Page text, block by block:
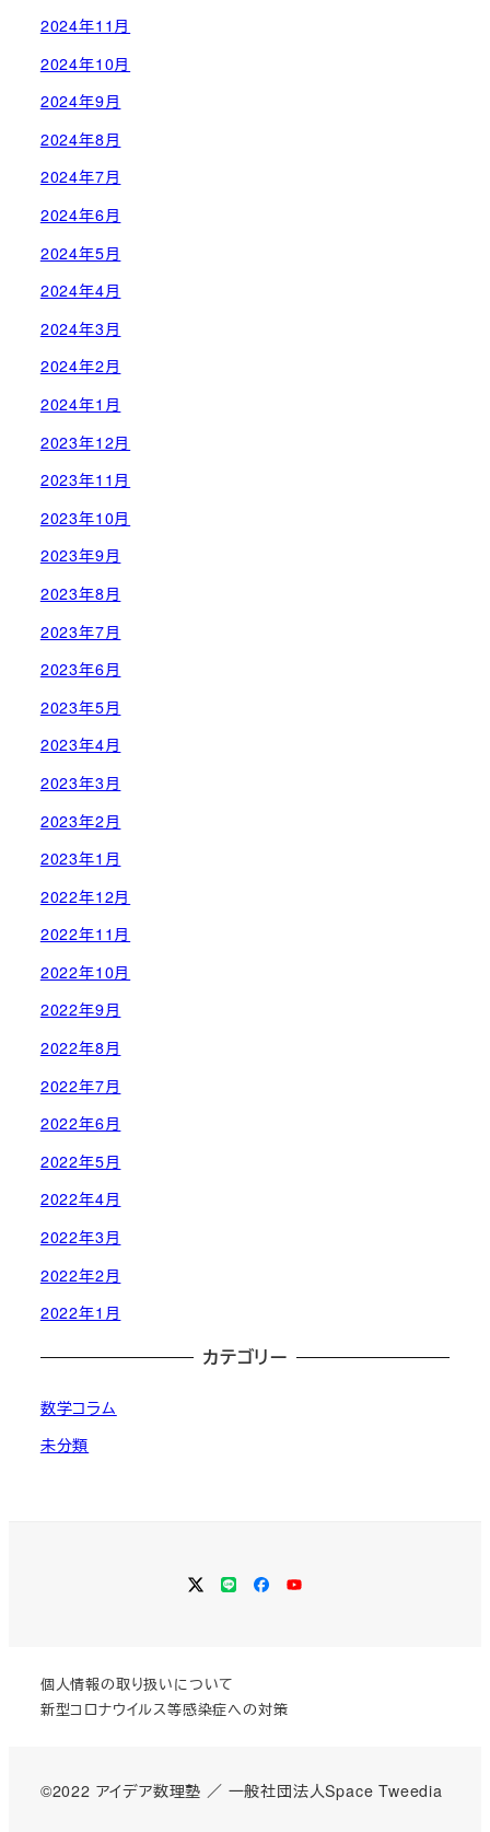
2024年11月
2024年10月
2024年9月
2024年8月
2024年7月
2024年6月
2024年5月
2024年4月
2024年3月
2024年2月
2024年1月
2023年12月
2023年11月
2023年10月
2023年9月
2023年8月
2023年7月
2023年6月
2023年5月
2023年4月
2023年3月
2023年2月
2023年1月
2022年12月
2022年11月
2022年10月
2022年9月
2022年8月
2022年7月
2022年6月
2022年5月
2022年4月
2022年3月
2022年2月
2022年1月
カテゴリー
数学コラム
未分類
Twitter
LINEFacebook
YouTube
個人情報の取り扱いについて
新型コロナウイルス等感染症への対策
©2022 アイデア数理塾 ／ 一般社団法人Space Tweedia